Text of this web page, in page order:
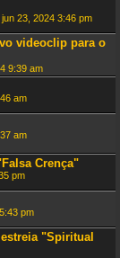
23, 2024 3:46 pm
videoclip para o
9:39 am
am
am
Crença"
pm
pm
"Spiritual